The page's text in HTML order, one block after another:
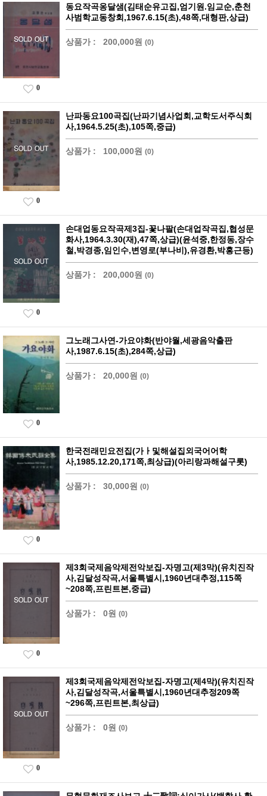
동요작곡옹달샘(김태순유고집,엄기원.임교순,춘천
사범학교동창회,1967.6.15(초),48쪽,대형판,상급)
상품가 : 200,000원 (0)
0
난파동요100곡집(난파기념사업회,교학도서주식회
사,1964.5.25(초),105쪽,중급)
상품가 : 100,000원 (0)
0
손대업동요작곡제3집-꽃나팔(손대업작곡집,협성문
화사,1964.3.30(재),47쪽,상급)(윤석중,한정동,장수
철,박경종,임인수,변영로(부나비),유경환,박홍근등)
상품가 : 200,000원 (0)
0
그노래그사연-가요야화(반야월,세광음악출판
사,1987.6.15(초),284쪽,상급)
상품가 : 20,000원 (0)
0
한국전래민요전집(가ㅏ및해설집외국어어학
사,1985.12.20,171쪽,최상급)(아리랑과해설구롯)
상품가 : 30,000원 (0)
0
제3회국제음악제전악보집-자명고(제3막)(유치진작
사,김달성작곡,서울특별시,1960년대추정,115쪽
~208쪽,프린트본,중급)
상품가 : 0원 (0)
0
제3회국제음악제전악보집-자명고(제4막)(유치진작
사,김달성작곡,서울특별시,1960년대추정209쪽
~296쪽,프린트본,최상급)
상품가 : 0원 (0)
0